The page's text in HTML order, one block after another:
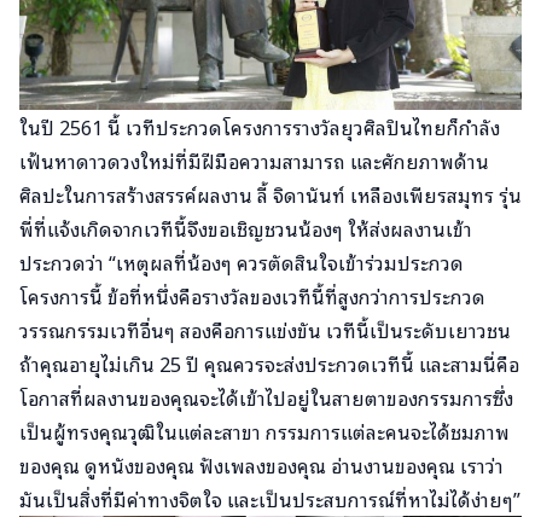
ในปี 2561 นี้ เวทีประกวดโครงการรางวัลยุวศิลปินไทยก็กำลัง
เฟ้นหาดาวดวงใหม่ที่มีฝีมือความสามารถ และศักยภาพด้าน
ศิลปะในการสร้างสรรค์ผลงาน ลี้ จิดานันท์ เหลืองเพียรสมุทร รุ่น
พี่ที่แจ้งเกิดจากเวทีนี้จึงขอเชิญชวนน้องๆ ให้ส่งผลงานเข้า
ประกวดว่า “เหตุผลที่น้องๆ ควรตัดสินใจเข้าร่วมประกวด
โครงการนี้ ข้อที่หนึ่งคือรางวัลของเวทีนี้ที่สูงกว่าการประกวด
วรรณกรรมเวทีอื่นๆ สองคือการแข่งขัน เวทีนี้เป็นระดับเยาวชน
ถ้าคุณอายุไม่เกิน 25 ปี คุณควรจะส่งประกวดเวทีนี้ และสามนี่คือ
โอกาสที่ผลงานของคุณจะได้เข้าไปอยู่ในสายตาของกรรมการซึ่ง
เป็นผู้ทรงคุณวุฒิในแต่ละสาขา กรรมการแต่ละคนจะได้ชมภาพ
ของคุณ ดูหนังของคุณ ฟังเพลงของคุณ อ่านงานของคุณ เราว่า
มันเป็นสิ่งที่มีค่าทางจิตใจ และเป็นประสบการณ์ที่หาไม่ได้ง่ายๆ”